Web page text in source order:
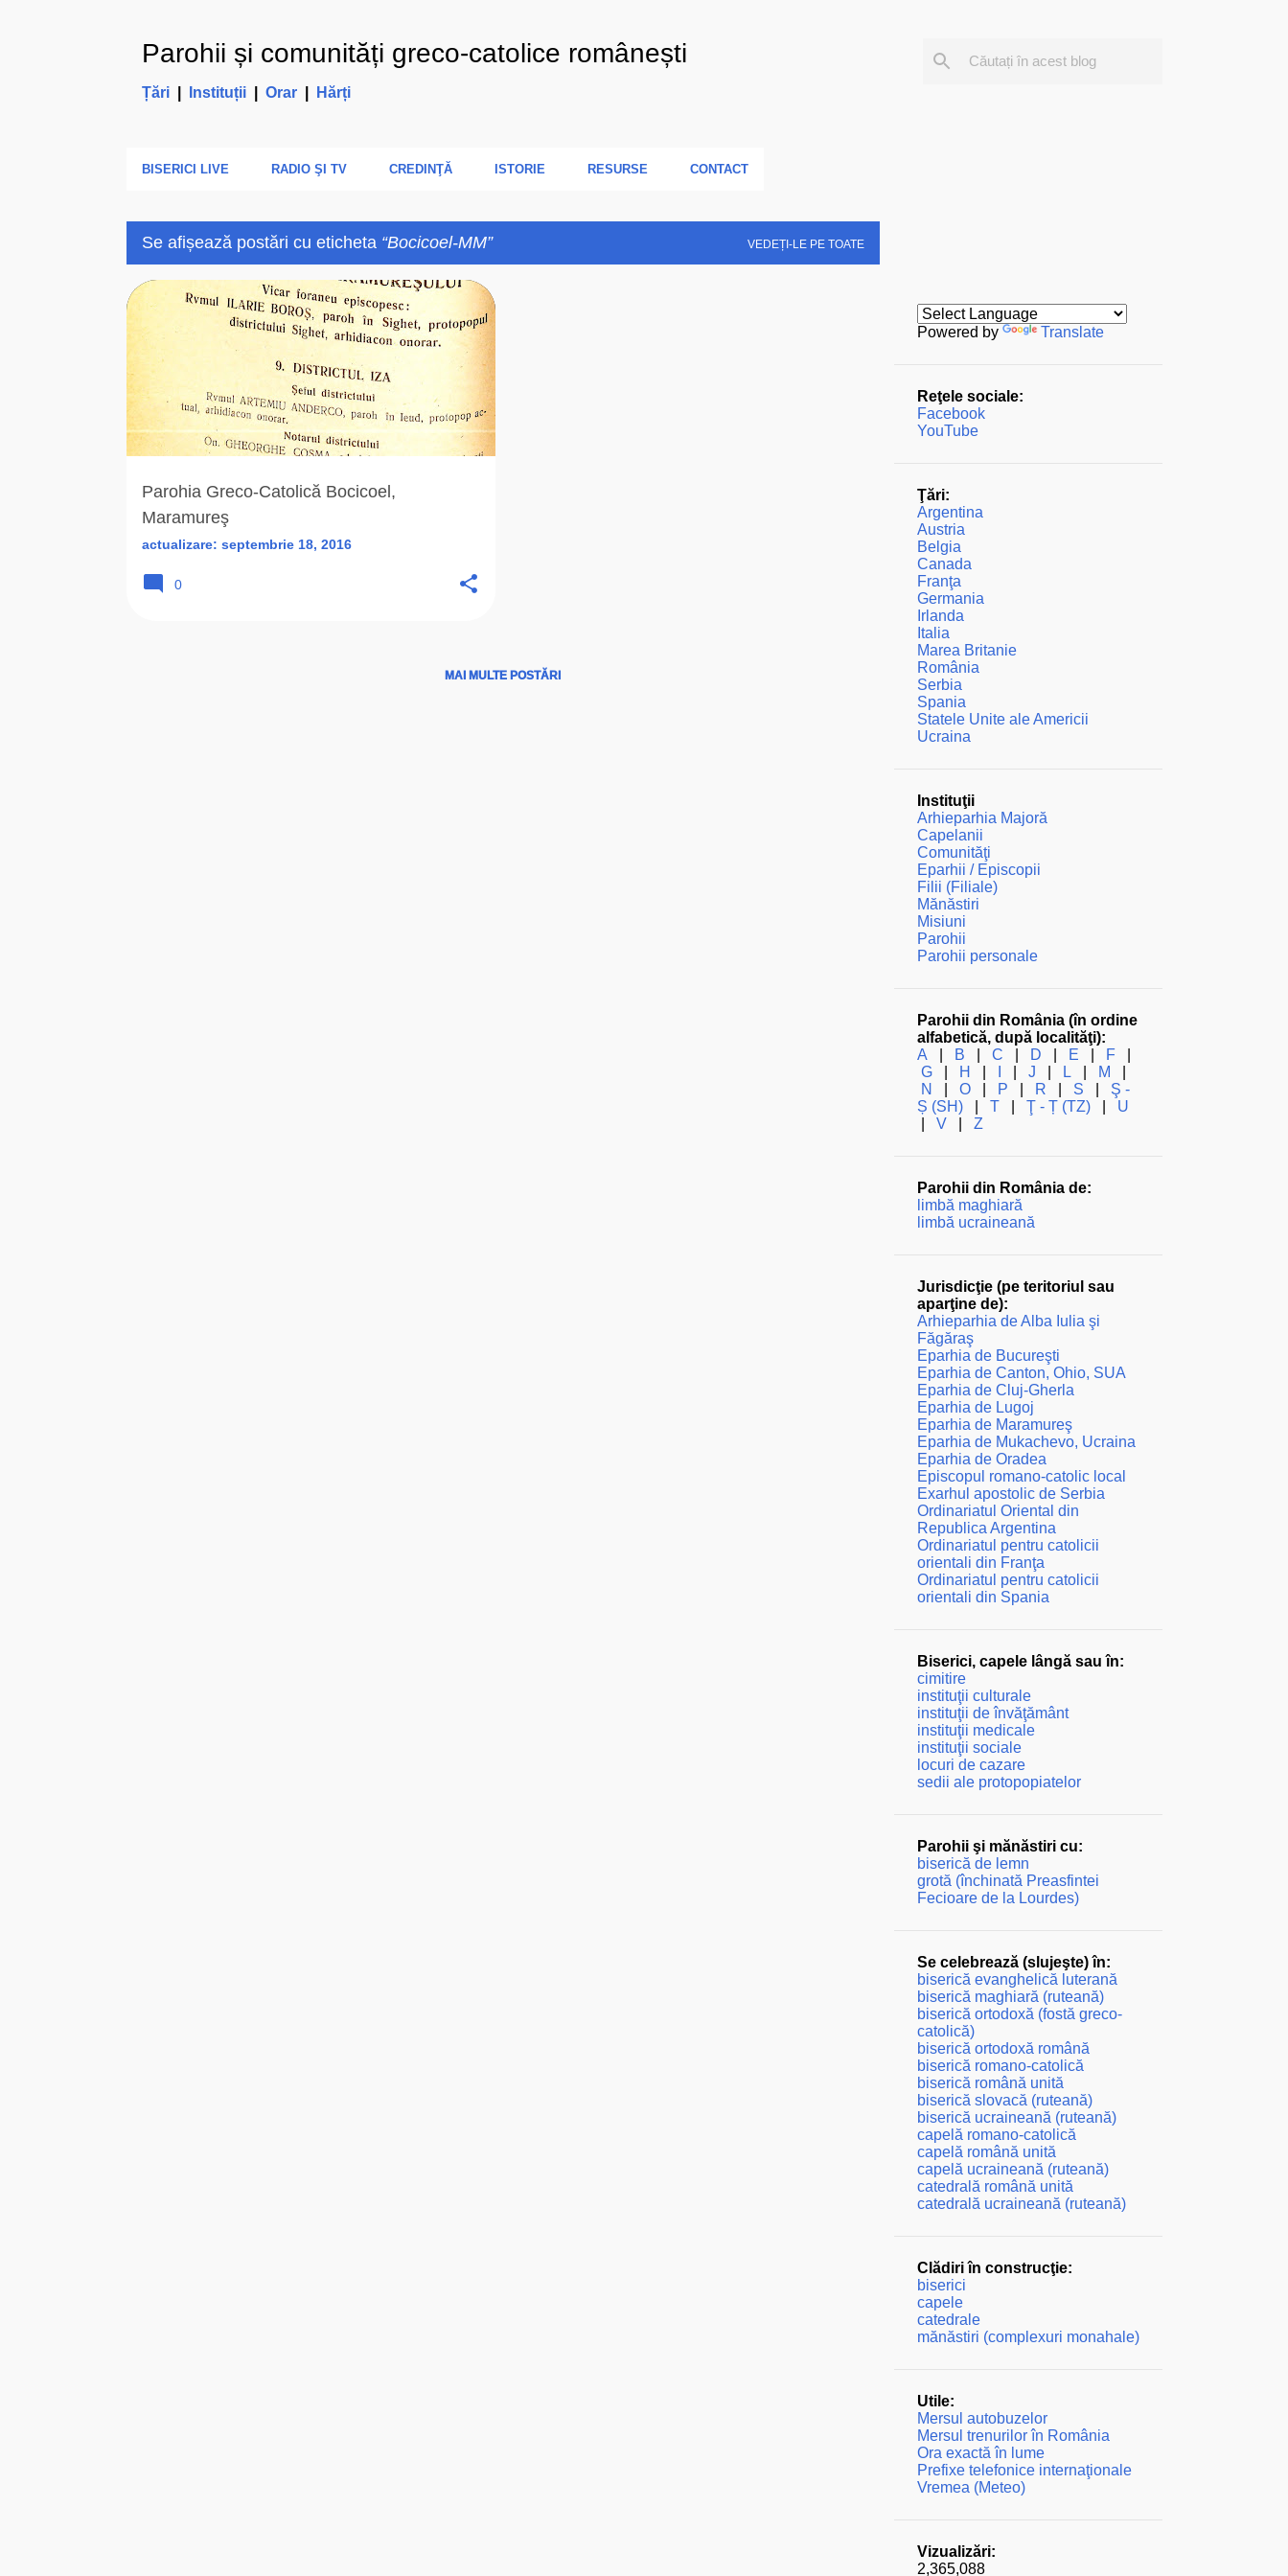
Parohii și comunități greco-catolice românești
Țări| Instituții| Orar| Hărți
BISERICI LIVE RADIO ŞI TV CREDINŢĂ ISTORIE RESURSE CONTACT
Se afișează postări cu eticheta Bocicoel-MM VEDEȚI-LE PE TOATE
P
o
s
t
ă
r
Parohia Greco-Catolică Bocicoel,
Maramureş
actualizare: septembrie 18, 2016
BISERICA ROMANA UNITA BO
0
MAI MULTE POSTĂRI
Powered by Translate
Reţele sociale:
Facebook
YouTube
Ţări:
Argentina
Austria
Belgia
Canada
Franţa
Germania
Irlanda
Italia
Marea Britanie
România
Serbia
Spania
Statele Unite ale Americii
Ucraina
Instituţii
Arhieparhia Majoră
Capelanii
Comunităţi
Eparhii / Episcopii
Filii (Filiale)
Mănăstiri
Misiuni
Parohii
Parohii personale
Parohii din România (în ordine
alfabetică, după localităţi):
A
B C D E F|
G| H J L M
N
O| P R S
Ş -
Ș (SH)| T| Ţ - Ț (TZ)| U
V| Z
Parohii din România de:
limbă maghiară
limbă ucraineană
Jurisdicţie (pe teritoriul sau
aparţine de):
Arhieparhia de Alba Iulia şi
Făgăraş
Eparhia de Bucureşti
Eparhia de Canton, Ohio, SUA
Eparhia de Cluj-Gherla
Eparhia de Lugoj
Eparhia de Maramureş
Eparhia de Mukachevo, Ucraina
Eparhia de Oradea
Episcopul romano-catolic local
Exarhul apostolic de Serbia
Ordinariatul Oriental din
Republica Argentina
Ordinariatul pentru catolicii
orientali din Franţa
Ordinariatul pentru catolicii
orientali din Spania
Biserici, capele lângă sau în:
cimitire
instituţii culturale
instituţii de învăţământ
instituţii medicale
instituţii sociale
locuri de cazare
sedii ale protopopiatelor
Parohii şi mănăstiri cu:
biserică de lemn
grotă (închinată Preasfintei
Fecioare de la Lourdes)
Se celebrează (slujeşte) în:
biserică evanghelică luterană
biserică maghiară (ruteană)
biserică ortodoxă (fostă greco-
catolică)
biserică ortodoxă română
biserică romano-catolică
biserică română unită
biserică slovacă (ruteană)
biserică ucraineană (ruteană)
capelă romano-catolică
capelă română unită
capelă ucraineană (ruteană)
catedrală română unită
catedrală ucraineană (ruteană)
Clădiri în construcţie:
biserici
capele
catedrale
mănăstiri (complexuri monahale)
Utile:
Mersul autobuzelor
Mersul trenurilor în România
Ora exactă în lume
Prefixe telefonice internaţionale
Vremea (Meteo)
Vizualizări:
2,365,088